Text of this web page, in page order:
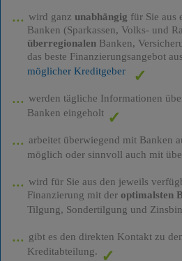
wird ganz unabhängig für Sie aus
Banken (Sparkassen, Volks- und
überregionalenBanken,
das beste Finanzierungsangebot
möglicher Kreditgeber
werden tägliche Informationen
Banken eingeholt
arbeitet überwiegend mit Banken
möglich oder sinnvoll auch mit
wird für Sie aus den jeweils
Finanzierung mit der optimalsten
Tilgung, Sondertilgung und
gibt es den direkten Kontakt zu
Kreditabteilung.